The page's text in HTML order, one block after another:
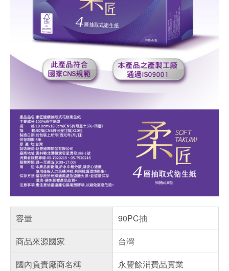
容量
90PC抽
商品來源國家
台灣
國內負責廠商名稱
永豐餘消費品實業